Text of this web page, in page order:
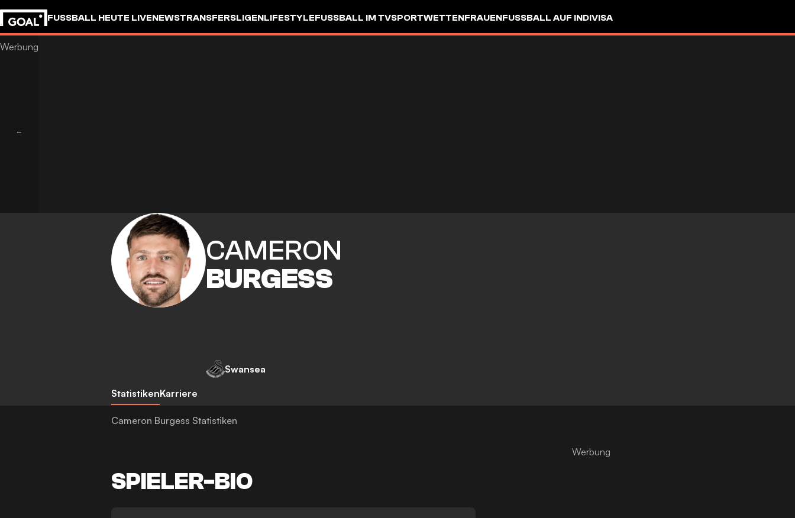
FUSSBALL HEUTE LIVENEWSTRANSFERSLIGENLIFESTYLEFUSSBALL IM TV SPORTWETTENFRAUENFUSSBALL AUF INDIVISA
CAMERON
BURGESS
Swansea
StatistikenKarriere
Cameron Burgess Statistiken
SPIELER-BIO